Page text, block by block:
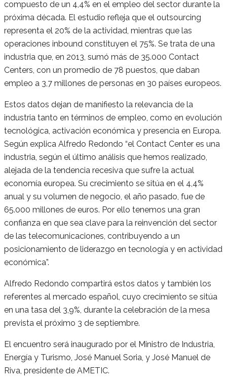
compuesto de un 4,4% en el empleo del sector durante la
próxima década. El estudio refleja que el outsourcing
representa el 20% de la actividad, mientras que las
operaciones inbound constituyen el 75%. Se trata de una
industria que, en 2013, sumó más de 35.000 Contact
Centers, con un promedio de 78 puestos, que daban
empleo a 3,7 millones de personas en 30 países europeos.
Estos datos dejan de manifiesto la relevancia de la
industria tanto en términos de empleo, como en evolución
tecnológica, activación económica y presencia en Europa.
Según explica Alfredo Redondo “el Contact Center es una
industria, según el último análisis que hemos realizado,
alejada de la tendencia recesiva que sufre la actual
economía europea. Su crecimiento se sitúa en el 4,4%
anual y su volumen de negocio, el año pasado, fue de
65.000 millones de euros. Por ello tenemos una gran
confianza en que sea clave para la reinvención del sector
de las telecomunicaciones, contribuyendo a un
posicionamiento de liderazgo en tecnología y en actividad
económica”.
Alfredo Redondo compartirá estos datos y también los
referentes al mercado español, cuyo crecimiento se sitúa
en una tasa del 3,9%, durante la celebración de la mesa
prevista el próximo 3 de septiembre.
El encuentro será inaugurado por el Ministro de Industria,
Energía y Turismo, José Manuel Soria, y José Manuel de
Riva, presidente de AMETIC.